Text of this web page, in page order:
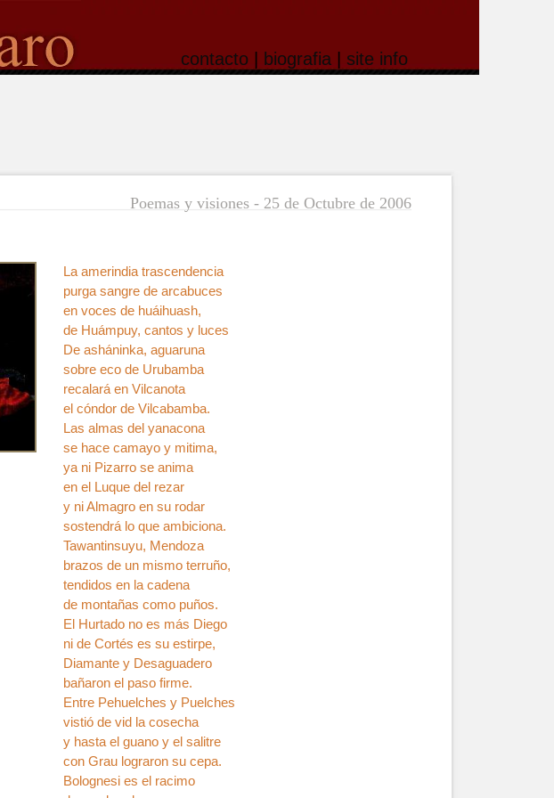
contacto biografia site info
Poemas y visiones - 25 de Octubre de 2006
La amerindia trascendencia
purga sangre de arcabuces
en voces de huáihuash,
de Huámpuy, cantos y luces
De asháninka, aguaruna
sobre eco de Urubamba
recalará en Vilcanota
el cóndor de Vilcabamba.
Las almas del yanacona
se hace camayo y mitima,
ya ni Pizarro se anima
en el Luque del rezar
y ni Almagro en su rodar
sostendrá lo que ambiciona.
Tawantinsuyu, Mendoza
brazos de un mismo terruño,
tendidos en la cadena
de montañas como puños.
El Hurtado no es más Diego
ni de Cortés es su estirpe,
Diamante y Desaguadero
bañaron el paso firme.
Entre Pehuelches y Puelches
vistió de vid la cosecha
y hasta el guano y el salitre
con Grau lograron su cepa.
Bolognesi es el racimo